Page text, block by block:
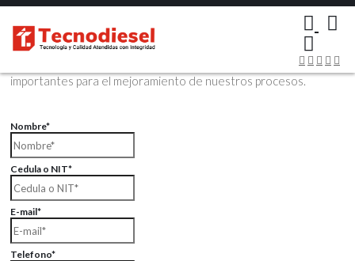
Contáctenos Vía Email
Envíenos sus datos con sus comentarios, sus opiniones son muy
importantes para el mejoramiento de nuestros procesos.
Nombre*
Cedula o NIT*
E-mail*
Telefono*